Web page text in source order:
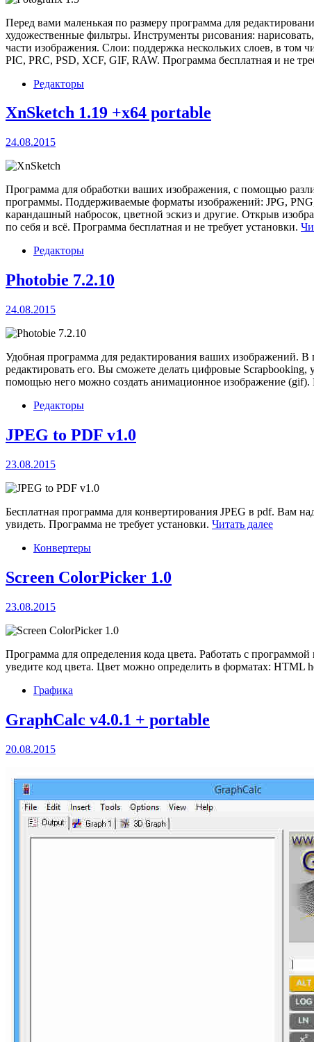
Перед вами маленькая по размеру программа для
художественные фильтры. Инструменты рисования:
части изображения. Слои: поддержка нескольких слоев, в
PIC, PRC, PSD, XCF, GIF, RAW. Программа бесплатная и не
Редакторы
XnSketch 1.19 +x64 portable
24.08.2015
Программа для обработки ваших изображения, с помощью
программы. Поддерживаемые форматы изображений: JPG,
карандашный набросок, цветной эскиз и другие. Открыв
по себя и всё. Программа бесплатная и не требует установки.
Редакторы
Photobie 7.2.10
24.08.2015
Удобная программа для редактирования ваших изображений.
редактировать его. Вы сможете делать цифровые
помощью него можно создать анимационное изображение
Редакторы
JPEG to PDF v1.0
23.08.2015
Бесплатная программа для конвертирования JPEG в pdf. Вам
увидеть. Программа не требует установки. Читать далее
Конвертеры
Screen ColorPicker 1.0
23.08.2015
Программа для определения кода цвета. Работать с
уведите код цвета. Цвет можно определить в форматах: HTML
Графика
GraphCalc v4.0.1 + portable
20.08.2015